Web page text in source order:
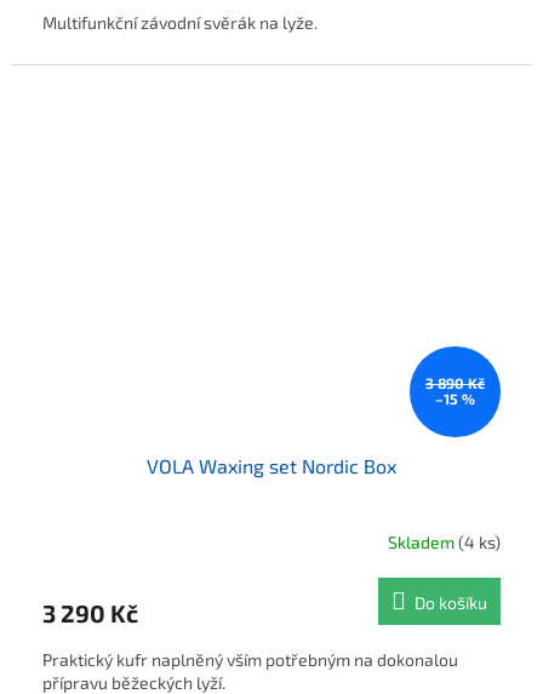
Multifunkční závodní svěrák na lyže.
3 890 Kč
–15 %
VOLA Waxing set Nordic Box
Skladem(4 ks)
3 290 Kč Do košíku
Praktický kufr naplněný vším potřebným na dokonalou
přípravu běžeckých lyží.